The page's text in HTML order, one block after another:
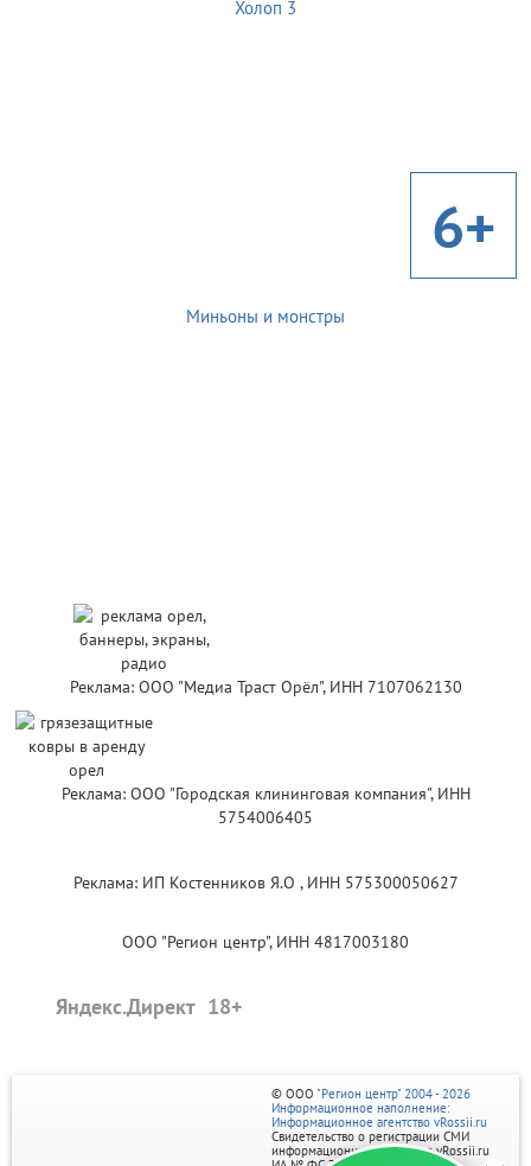
Холоп 3
6+
Миньоны и монстры
Реклама: ООО "Медиа Траст Орёл", ИНН 7107062130
Реклама: ООО "Городская клининговая компания", ИНН
5754006405
Реклама: ИП Костенников Я.О , ИНН 575300050627
ООО "Регион центр", ИНН 4817003180
Яндекс.Директ
© ООО "Регион центр" 2004 - 2026
Информационное наполнение:
Информационное агентство vRossii.ru
Свидетельство о регистрации СМИ
информационного агентства vRossii.ru